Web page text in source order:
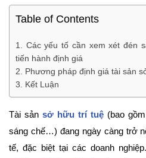
Table of Contents
Các yếu tố cần xem xét đén
tiến hành định giá
Phương pháp định giá tài sản
Kết Luận
Tài sản sở hữu trí tuệ (bao
sáng chế…) đang ngày càng trở
tế, đặc biệt tại các doanh